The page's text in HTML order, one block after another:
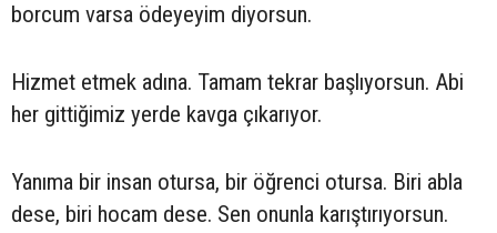
borcum varsa ödeyeyim diyorsun.
Hizmet etmek adına. Tamam tekrar başlıyorsun. Abi
her gittiğimiz yerde kavga çıkarıyor.
Yanıma bir insan otursa, bir öğrenci otursa. Biri abla
dese, biri hocam dese. Sen onunla karıştırıyorsun.